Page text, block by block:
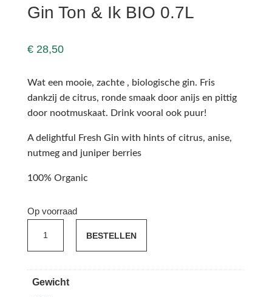
Gin Ton & Ik BIO 0.7L
€28,50
Wat een mooie, zachte , biologische gin. Fris
dankzij de citrus, ronde smaak door anijs en pittig
door nootmuskaat. Drink vooral ook puur!
A delightful Fresh Gin with hints of citrus, anise,
nutmeg and juniper berries
100% Organic
Op voorraad
Ik
BIO
BESTELLEN
Gewicht